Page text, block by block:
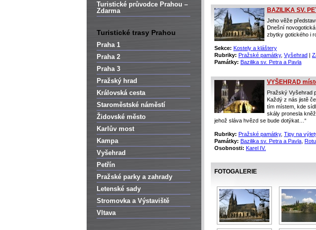
Turistické průvodce Prahou –
Zdarma
Turistické trasy Prahou
Praha 1
Praha 2
Praha 3
Pražský hrad
Královská cesta
Staroměstské náměstí
Židovské město
Karlův most
Kampa
Vyšehrad
Petřín
Pražské parky a zahrady
Letenské sady
Stromovka a Výstaviště
Vltava
BAZILIKA SV.
Jeho věže
Dnešní
zbytky gotického i
Sekce: Kostely a kláštery
Rubriky: Pražské památky, Vyšehrad |
Památky: Bazilika sv. Petra a Pavla
VYŠEHRAD
Pražský Vyšehrad
Každý z nás jistě
tím místem, kde
skály pronesla
jehož sláva hvězd se bude dotýkat…“
Rubriky: Pražské památky, Tipy na
Památky: Bazilika sv. Petra a Pavla
Osobnosti: Karel IV.
FOTOGALERIE